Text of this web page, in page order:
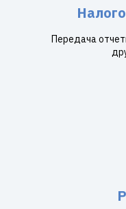
Передача